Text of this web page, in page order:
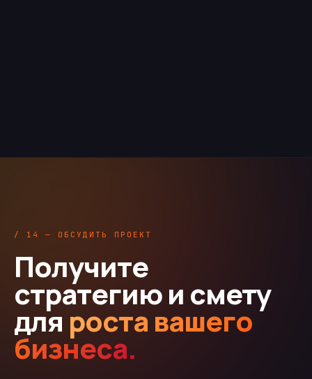
/ 14 — ОБСУДИТЬ ПРОЕКТ
Получите
стратегию и смету
для роста вашего
бизнеса.